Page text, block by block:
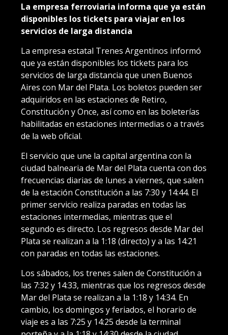
La empresa ferroviaria informa que ya están
disponibles los tickets para viajar en los
servicios de larga distancia
La empresa estatal Trenes Argentinos informó
que ya están disponibles los tickets para los
servicios de larga distancia que unen Buenos
Aires con Mar del Plata. Los boletos pueden ser
adquiridos en las estaciones de Retiro,
Constitución y Once, así como en las boleterías
habilitadas en estaciones intermedias o a través
de la web oficial.
El servicio que une la capital argentina con la
ciudad balnearia de Mar del Plata cuenta con dos
frecuencias diarias de lunes a viernes, que salen
de la estación Constitución a las 7:30 y 14:44. El
primer servicio realiza paradas en todas las
estaciones intermedias, mientras que el
segundo es directo. Los regresos desde Mar del
Plata se realizan a la 1:18 (directo) y a las 14:21
con paradas en todas las estaciones.
Los sábados, los trenes salen de Constitución a
las 7:32 y 14:33, mientras que los regresos desde
Mar del Plata se realizan a la 1:18 y 14:34. En
cambio, los domingos y feriados, el horario de
viaje es a las 7:25 y 14:25 desde la terminal